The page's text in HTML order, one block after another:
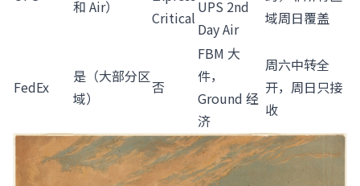
和 Air）
Critical
UPS 2nd
Day Air
域周日覆盖
FedEx
是（大部分区
域）
否
FBM 大
件，
Ground 经
济
周六中转全
开，周日只接
收